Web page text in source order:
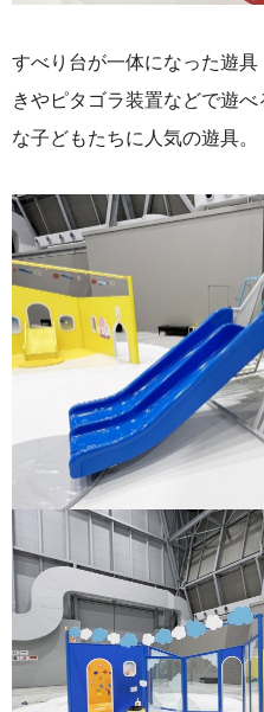
すべり台が一体になった遊
きやピタゴラ装置などで遊
な子どもたちに人気の遊具。